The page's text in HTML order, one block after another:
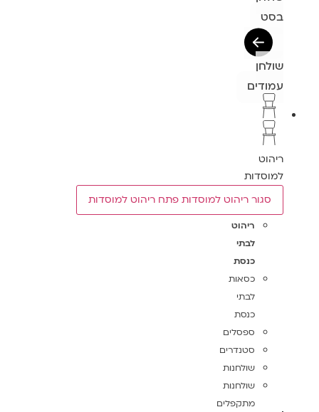
בסט
שולחן
עמודים
ריהוט
למוסדות
סגור ריהוט למוסדות פתח ריהוט למוסדות
ריהוט
לבתי
כנסת
כסאות
לבתי
כנסת
ספסלים
סטנדרים
שולחנות
שולחנות
מתקפלים